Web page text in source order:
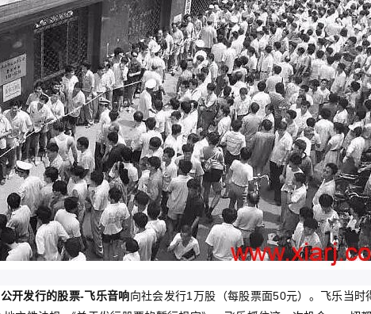
公开发行的股票-飞乐音响向社会发行1万股（每股票面50元）。飞乐当时